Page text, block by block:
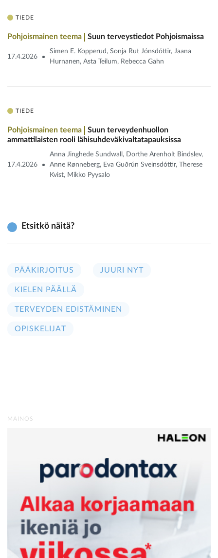
TIEDE
Pohjoismainen teema Suun terveystiedot Pohjoismaissa
17.4.2026
Simen E. Kopperud, Sonja Rut Jónsdóttir, Jaana
Hurnanen, Asta Teilum, Rebecca Gahn
TIEDE
Pohjoismainen teema
Suun terveydenhuollon
ammattilaisten rooli lähisuhdeväkivaltatapauksissa
17.4.2026
Anna Jinghede Sundwall, Dorthe Arenholt Bindslev,
Anne Rønneberg, Eva Guðrún Sveinsdóttir, Therese
Kvist, Mikko Pyysalo
Etsitkö näitä?
PÄÄKIRJOITUS JUURI NYT
KIELEN PÄÄLLÄ
TERVEYDEN EDISTÄMINEN
OPISKELIJAT
MAINOS